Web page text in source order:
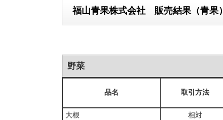
福山青果株式会社 販売結果（青果）
野菜
品名 取引方法
大根
相対